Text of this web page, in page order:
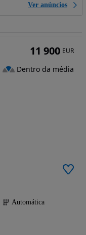
Ver anúncios
Automática
11 900 EUR
Dentro da média